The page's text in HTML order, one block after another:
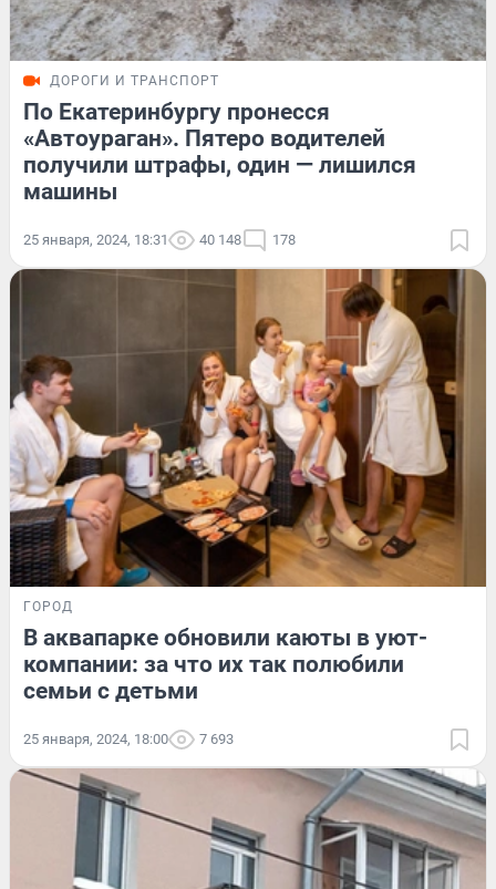
ДОРОГИ И ТРАНСПОРТ
По Екатеринбургу пронесся
«Автоураган». Пятеро водителей
получили штрафы, один — лишился
машины
25 января, 2024, 18:31 40 148 178
ГОРОД
В аквапарке обновили каюты в уют-
компании: за что их так полюбили
семьи с детьми
25 января, 2024, 18:00 7 693